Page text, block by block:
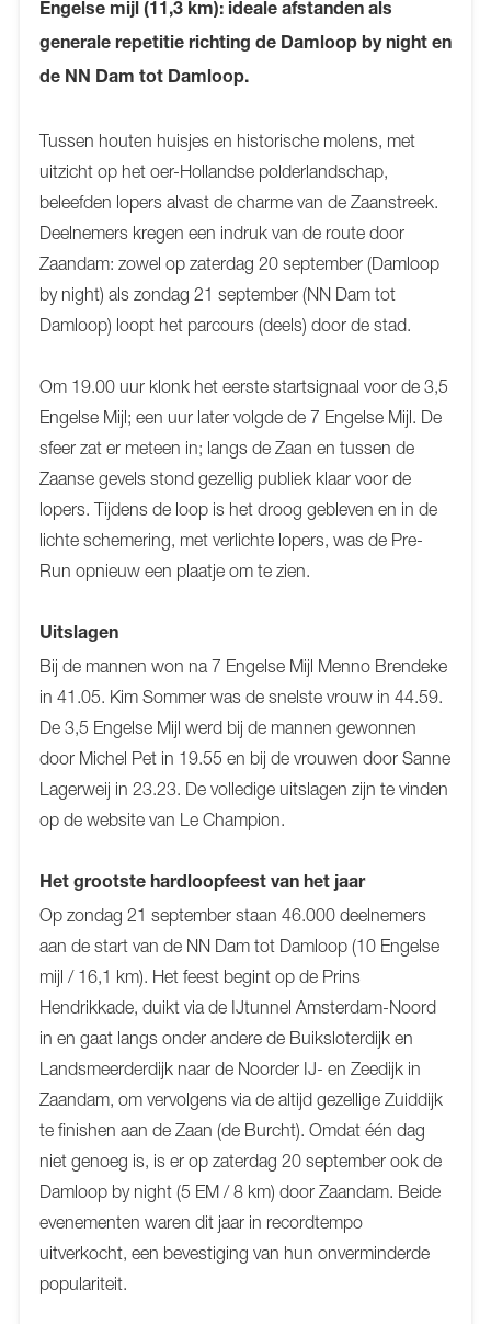
Engelse mijl (11,3 km): ideale afstanden als
generale repetitie richting de Damloop by night en
de NN Dam tot Damloop.
Tussen houten huisjes en historische molens, met
uitzicht op het oer-Hollandse polderlandschap,
beleefden lopers alvast de charme van de Zaanstreek.
Deelnemers kregen een indruk van de route door
Zaandam: zowel op zaterdag 20 september (Damloop
by night) als zondag 21 september (NN Dam tot
Damloop) loopt het parcours (deels) door de stad.
Om 19.00 uur klonk het eerste startsignaal voor de 3,5
Engelse Mijl; een uur later volgde de 7 Engelse Mijl. De
sfeer zat er meteen in; langs de Zaan en tussen de
Zaanse gevels stond gezellig publiek klaar voor de
lopers. Tijdens de loop is het droog gebleven en in de
lichte schemering, met verlichte lopers, was de Pre-
Run opnieuw een plaatje om te zien.
Uitslagen
Bij de mannen won na 7 Engelse Mijl Menno Brendeke
in 41.05. Kim Sommer was de snelste vrouw in 44.59.
De 3,5 Engelse Mijl werd bij de mannen gewonnen
door Michel Pet in 19.55 en bij de vrouwen door Sanne
Lagerweij in 23.23. De volledige uitslagen zijn te vinden
op de website van Le Champion.
Het grootste hardloopfeest van het jaar
Op zondag 21 september staan 46.000 deelnemers
aan de start van de NN Dam tot Damloop (10 Engelse
mijl / 16,1 km). Het feest begint op de Prins
Hendrikkade, duikt via de IJtunnel Amsterdam-Noord
in en gaat langs onder andere de Buiksloterdijk en
Landsmeerderdijk naar de Noorder IJ- en Zeedijk in
Zaandam, om vervolgens via de altijd gezellige Zuiddijk
te finishen aan de Zaan (de Burcht). Omdat één dag
niet genoeg is, is er op zaterdag 20 september ook de
Damloop by night (5 EM / 8 km) door Zaandam. Beide
evenementen waren dit jaar in recordtempo
uitverkocht, een bevestiging van hun onverminderde
populariteit.